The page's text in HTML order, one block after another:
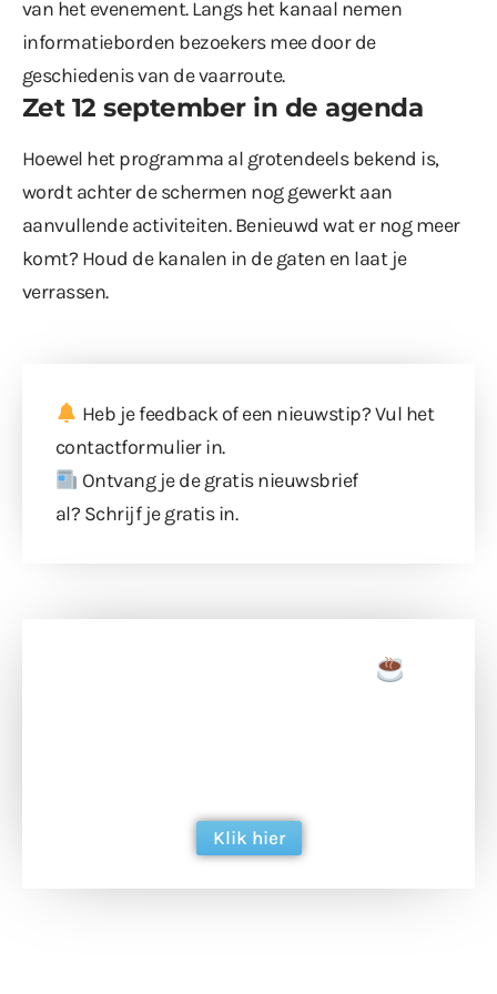
van het evenement. Langs het kanaal nemen
informatieborden bezoekers mee door de
geschiedenis van de vaarroute.
Zet 12 september in de agenda
Hoewel het programma al grotendeels bekend is,
wordt achter de schermen nog gewerkt aan
aanvullende activiteiten. Benieuwd wat er nog meer
komt? Houd de kanalen in de gaten en laat je
verrassen.
Heb je feedback of een nieuwstip? Vul het
contactformulierin.
Ontvang je de gratis nieuwsbrief
al? Schrijf je gratis in.
Klik hier